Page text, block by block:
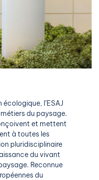
l’ESAJ
du paysage.
et mettent
à toutes les
pluridisciplinaire
du vivant
Reconnue
du